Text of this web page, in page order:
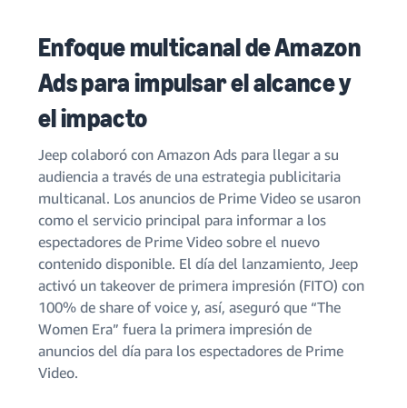
Enfoque multicanal de Amazon
Ads para impulsar el alcance y
el impacto
Jeep colaboró con Amazon Ads para llegar a su
audiencia a través de una estrategia publicitaria
multicanal. Los anuncios de Prime Video se usaron
como el servicio principal para informar a los
espectadores de Prime Video sobre el nuevo
contenido disponible. El día del lanzamiento, Jeep
activó un takeover de primera impresión (FITO) con
100% de share of voice y, así, aseguró que “The
Women Era” fuera la primera impresión de
anuncios del día para los espectadores de Prime
Video.